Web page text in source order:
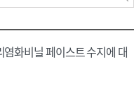
화비닐 페이스트 수지에 대